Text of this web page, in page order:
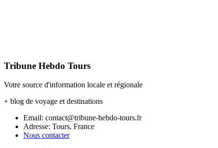
Tribune Hebdo Tours
Votre source d'information locale et régionale
+ blog de voyage et destinations
Email: contact@tribune-hebdo-tours.fr
Adresse: Tours, France
Nous contacter